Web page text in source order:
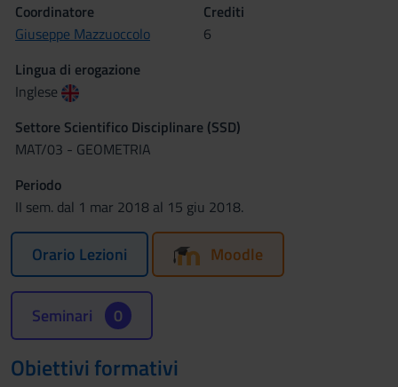
Coordinatore
Giuseppe Mazzuoccolo
Crediti
6
Lingua di erogazione
Inglese
Settore Scientifico Disciplinare (SSD)
MAT/03 - GEOMETRIA
Periodo
II sem. dal 1 mar 2018 al 15 giu 2018.
Orario Lezioni Moodle
Seminari 0
Obiettivi formativi